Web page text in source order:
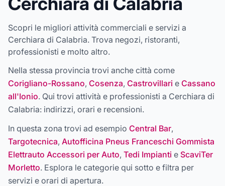
Scopri le migliori attività commerciali e servizi a
Cerchiara di Calabria. Trova negozi, ristoranti,
professionisti e molto altro.
Nella stessa provincia trovi anche città come
Corigliano-Rossano, Cosenza, Castrovillari e Cassano
all'Ionio. Qui trovi attività e professionisti a Cerchiara di
Calabria: indirizzi, orari e recensioni.
In questa zona trovi ad esempio Central Bar,
Targotecnica, Autofficina Pneus Franceschi Gommista
Elettrauto Accessori per Auto, Tedi Impianti e ScaviTer
Morletto. Esplora le categorie qui sotto e filtra per
servizi e orari di apertura.